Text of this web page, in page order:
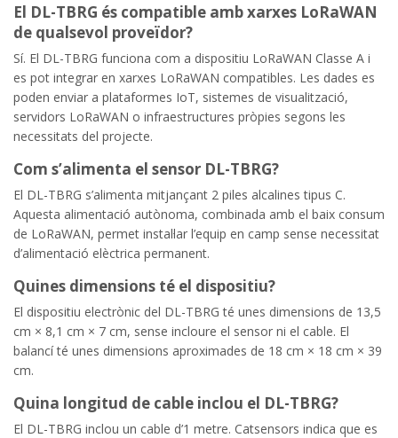
El DL-TBRG és compatible amb xarxes LoRaWAN
de qualsevol proveïdor?
Sí. El DL-TBRG funciona com a dispositiu LoRaWAN Classe A i
es pot integrar en xarxes LoRaWAN compatibles. Les dades es
poden enviar a plataformes IoT, sistemes de visualització,
servidors LoRaWAN o infraestructures pròpies segons les
necessitats del projecte.
Com s’alimenta el sensor DL-TBRG?
El DL-TBRG s’alimenta mitjançant 2 piles alcalines tipus C.
Aquesta alimentació autònoma, combinada amb el baix consum
de LoRaWAN, permet instal·lar l’equip en camp sense necessitat
d’alimentació elèctrica permanent.
Quines dimensions té el dispositiu?
El dispositiu electrònic del DL-TBRG té unes dimensions de 13,5
cm × 8,1 cm × 7 cm, sense incloure el sensor ni el cable. El
balancí té unes dimensions aproximades de 18 cm × 18 cm × 39
cm.
Quina longitud de cable inclou el DL-TBRG?
El DL-TBRG inclou un cable d’1 metre. Catsensors indica que es